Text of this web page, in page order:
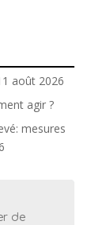
août 2026
agir ?
mesures
de